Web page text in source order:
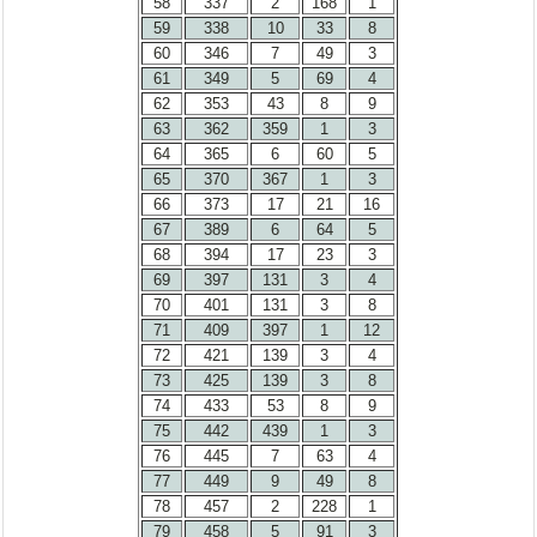
59
338 10 33
8
60
346 7 49
3
61
349 5 69
4
62
353 43 8
9
63
362 359 1
3
64
365 6 60
5
65
370 367 1
3
66
373 17 21
16
67
389 6 64
5
68
394 17 23
3
69
397 131 3
4
70
401 131 3
8
71
409 397 1
12
72
421 139 3
4
73
425 139 3
8
74
433 53 8
9
75
442 439 1
3
76
445 7 63
4
77
449 9 49
8
78
457 2 228
1
79
458 5 91 3